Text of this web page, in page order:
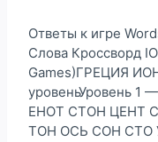
Ответы к игре
Слова Кроссворд
Games)ГРЕЦИЯ
уровеньУровень
ЕНОТ СТОН ЦЕНТ
ТОН ОСЬ СОН СТО